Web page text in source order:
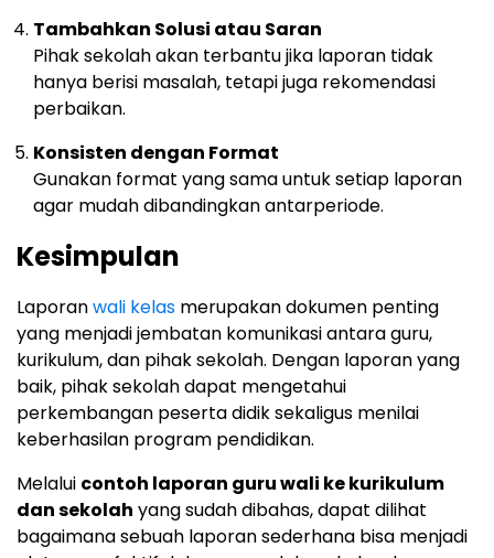
Tambahkan Solusi atau Saran
Pihak sekolah akan terbantu jika laporan tidak
hanya berisi masalah, tetapi juga rekomendasi
perbaikan.
Konsisten dengan Format
Gunakan format yang sama untuk setiap laporan
agar mudah dibandingkan antarperiode.
Kesimpulan
Laporanwali kelas merupakan dokumen penting
yang menjadi jembatan komunikasi antara guru,
kurikulum, dan pihak sekolah. Dengan laporan yang
baik, pihak sekolah dapat mengetahui
perkembangan peserta didik sekaligus menilai
keberhasilan program pendidikan.
Melalui contoh laporan guru wali ke kurikulum
dan sekolah yang sudah dibahas, dapat dilihat
bagaimana sebuah laporan sederhana bisa menjadi